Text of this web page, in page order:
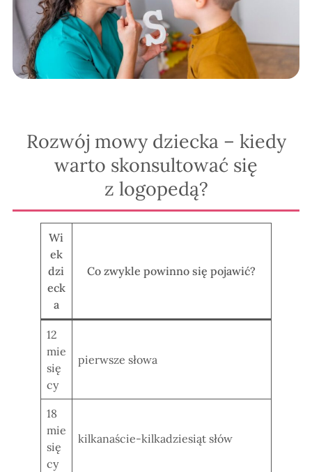
Rozwój mowy dziecka – kiedy
warto skonsultować się
z logopedą?
Wi
ek
dzi
eck
a
Co zwykle powinno się pojawić?
12
mie
się
cy
pierwsze słowa
18
mie
się
cy
kilkanaście-kilkadziesiąt słów